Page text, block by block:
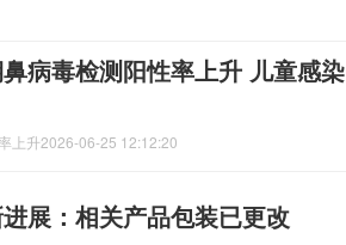
病毒检测阳性率上升 儿童感染
上升2026-06-25 12:12:20
展：相关产品包装已更改